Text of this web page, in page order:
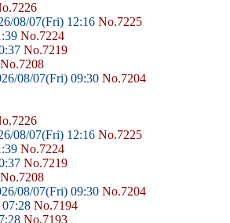
08/07(Fri) 12:16 No.7225
No.7224
No.7219
No.7208
08/07(Fri) 09:30 No.7204
08/07(Fri) 12:16 No.7225
No.7224
No.7219
No.7208
08/07(Fri) 09:30 No.7204
No.7194
No.7193